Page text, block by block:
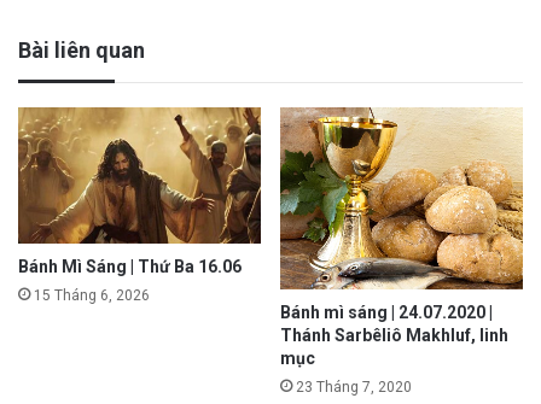
Bài liên quan
Bánh Mì Sáng | Thứ Ba 16.06
15 Tháng 6, 2026
Bánh mì sáng | 24.07.2020 |
Thánh Sarbêliô Makhluf, linh
mục
23 Tháng 7, 2020